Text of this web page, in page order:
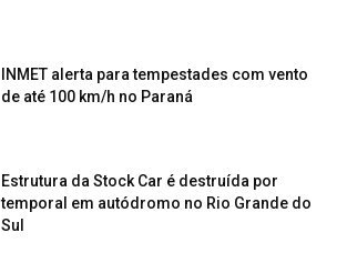
INMET alerta para tempestades com vento
de até 100 km/h no Paraná
Estrutura da Stock Car é destruída por
temporal em autódromo no Rio Grande do
Sul